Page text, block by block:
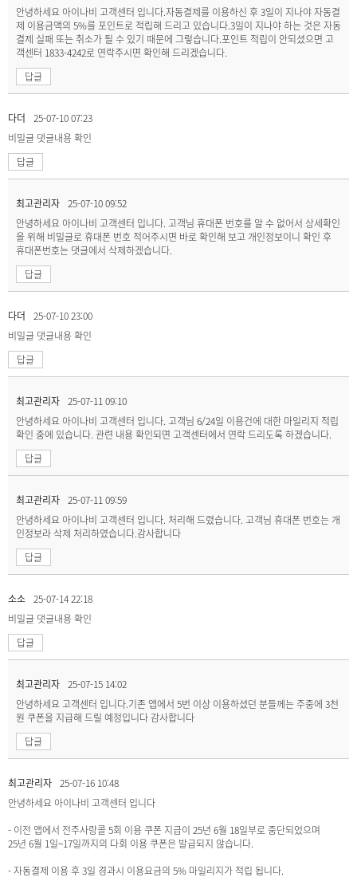
안녕하세요 아이나비 고객센터 입니다.자동결제를 이용하신 후 3일이 지나야 자동결
제 이용금액의 5%를 포인트로 적립해 드리고 있습니다.3일이 지나야 하는 것은 자동
결제 실패 또는 취소가 될 수 있기 때문에 그렇습니다.포인트 적립이 안되셨으면 고
객센터 1833-4242로 연락주시면 확인해 드리겠습니다.
답글
다더
25-07-10 07:23
비밀글 댓글내용 확인
답글
최고관리자 25-07-10 09:52
안녕하세요 아이나비 고객센터 입니다. 고객님 휴대폰 번호를 알 수 없어서 상세확인
을 위해 비밀글로 휴대폰 번호 적어주시면 바로 확인해 보고 개인정보이니 확인 후
휴대폰번호는 댓글에서 삭제하겠습니다.
답글
다더
25-07-10 23:00
비밀글 댓글내용 확인
답글
최고관리자 25-07-11 09:10
안녕하세요 아이나비 고객센터 입니다. 고객님 6/24일 이용건에 대한 마일리지 적립
확인 중에 있습니다. 관련 내용 확인되면 고객센터에서 연락 드리도록 하겠습니다.
답글
최고관리자 25-07-11 09:59
안녕하세요 아이나비 고객센터 입니다. 처리해 드렸습니다. 고객님 휴대폰 번호는 개
인정보라 삭제 처리하였습니다.감사합니다
답글
소소 25-07-14 22:18
비밀글 댓글내용 확인
답글
최고관리자 25-07-15 14:02
안녕하세요 고객센터 입니다.기존 앱에서 5번 이상 이용하셨던 분들께는 주중에 3천
원 쿠폰을 지급해 드릴 예정입니다 감사합니다
답글
최고관리자 25-07-16 10:48
안녕하세요 아이나비 고객센터 입니다
- 이전 앱에서 전주사랑콜 5회 이용 쿠폰 지급이 25년 6월 18일부로 중단되었으며
25년 6월 1일~17일까지의 다회 이용 쿠폰은 발급되지 않습니다.
- 자동결제 이용 후 3일 경과시 이용요금의 5% 마일리지가 적립 됩니다.